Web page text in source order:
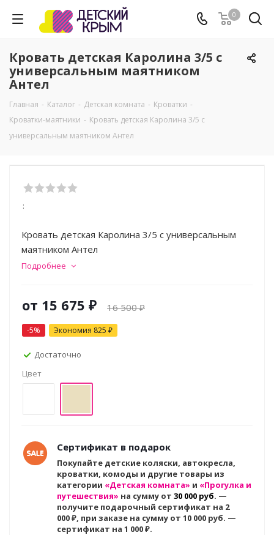
0
Кровать детская Каролина 3/5 с
универсальным маятником
Антел
Главная - Каталог - Детская комната - Кроватки -
Кроватки-маятники - Кровать детская Каролина 3/5 с
универсальным маятником Антел
:
Кровать детская Каролина 3/5 с универсальным
маятником Антел
Подробнее
от 15 675 ₽ 16 500 ₽
-5% Экономия 825 ₽
Достаточно
Цвет
Сертификат в подарок
Покупайте детские коляски, автокресла,
кроватки, комоды и другие товары из
категории «Детская комната» и «Прогулка и
путешествия» на сумму от 30 000 руб. —
получите подарочный сертификат на 2
000₽, при заказе на сумму от 10 000 руб. —
сертификат на 1 000 ₽.